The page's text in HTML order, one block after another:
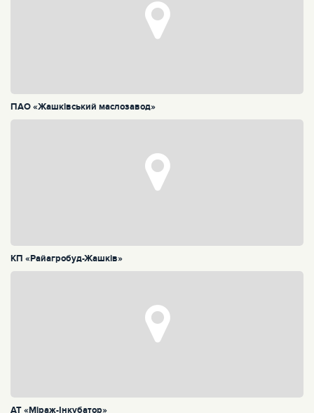
ПАО «Жашківський маслозавод»
КП «Райагробуд-Жашків»
АТ «Міраж-Інкубатор»